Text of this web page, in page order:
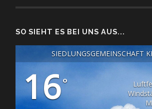
SO SIEHT ES BEI UNS AUS...
SIEDLUNGSGEMEINSCHAFT
16°